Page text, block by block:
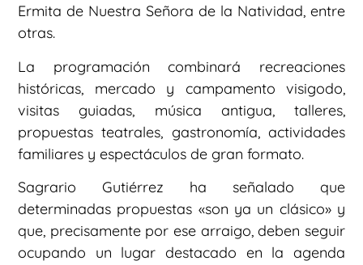
Ermita de Nuestra Señora de la Natividad, entre
otras.
La programación combinará recreaciones
históricas, mercado y campamento visigodo,
visitas guiadas, música antigua, talleres,
propuestas teatrales, gastronomía, actividades
familiares y espectáculos de gran formato.
Sagrario Gutiérrez ha señalado que
determinadas propuestas «son ya un clásico» y
que, precisamente por ese arraigo, deben seguir
ocupando un lugar destacado en la agenda